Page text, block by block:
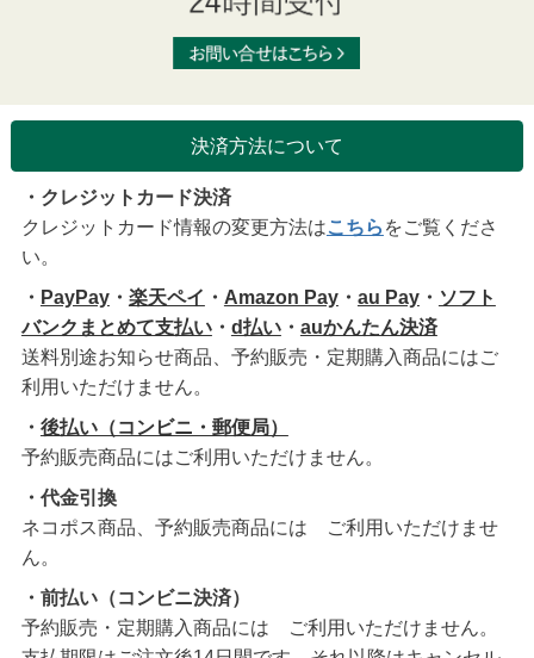
決済方法について
・クレジットカード決済
クレジットカード情報の変更方法はこちら をご覧くださ
い。
・ PayPay・ 楽天ペイ ・ Amazon Pay・ au Pay・ ソフト
バンクまとめて支払い・ d払い・ auかんたん決済
送料別途お知らせ商品、予約販売・定期購入商品にはご
利用いただけません。
・ 後払い（コンビニ・郵便局）
予約販売商品にはご利用いただけません。
・代金引換
ネコポス商品、予約販売商品には ご利用いただけませ
ん。
・前払い（コンビニ決済）
予約販売・定期購入商品には ご利用いただけません。